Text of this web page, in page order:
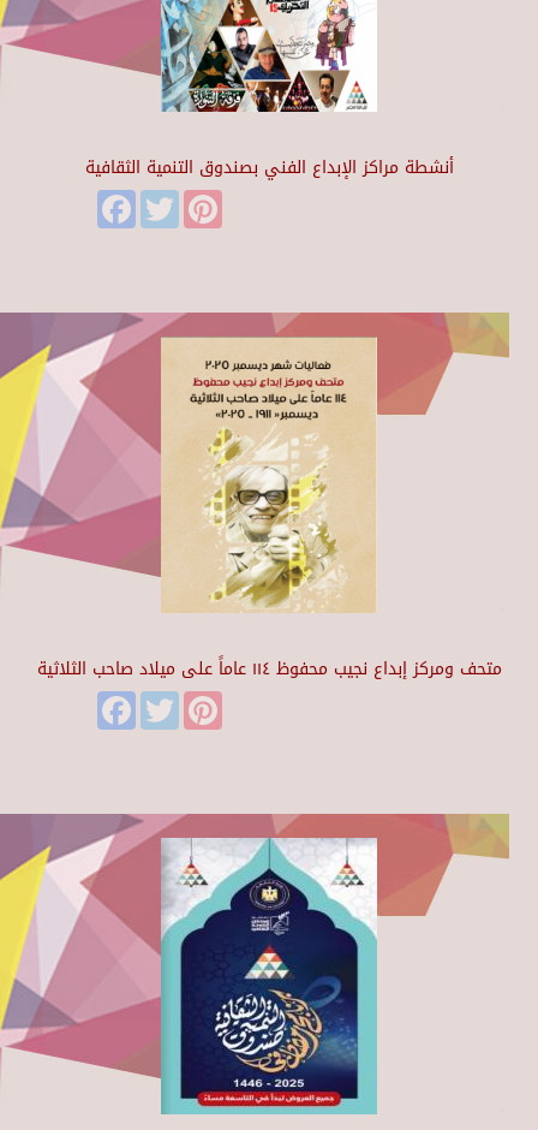
أنشطة مراكز الإبداع الفني بصندوق التنمية الثقافية
FacebookTwitter
متحف ومركز إبداع نجيب محفوظ ١١٤ عاماً على ميلاد صاحب الثلاثية
FacebookTwitter